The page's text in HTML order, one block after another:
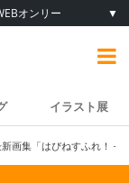
オンリー ▼
イラスト展
新画集「はぴねすふれ！ -